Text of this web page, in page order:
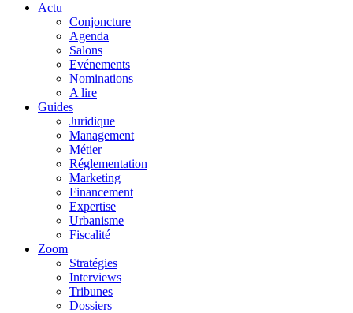
Actu
Conjoncture
Agenda
Salons
Evénements
Nominations
A lire
Guides
Juridique
Management
Métier
Réglementation
Marketing
Financement
Expertise
Urbanisme
Fiscalité
Zoom
Stratégies
Interviews
Tribunes
Dossiers